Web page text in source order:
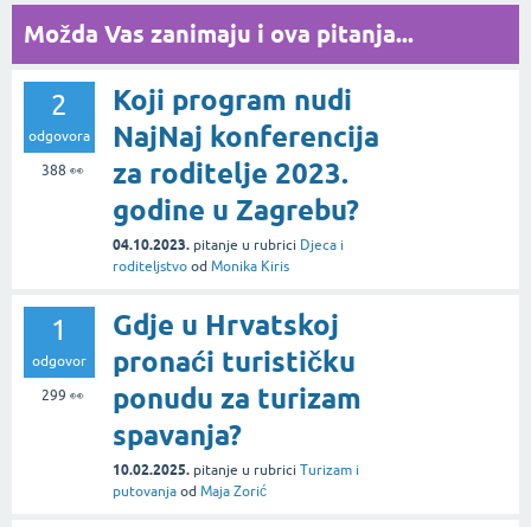
Možda Vas zanimaju i ova pitanja...
2
odgovora
388 👀
Koji program nudi
NajNaj konferencija
za roditelje 2023.
godine u Zagrebu?
04.10.2023. pitanje u rubrici Djeca i
roditeljstvo od Monika Kiris
1
odgovor
299 👀
Gdje u Hrvatskoj
pronaći turističku
ponudu za turizam
spavanja?
10.02.2025. pitanje u rubrici Turizam i
putovanja od Maja Zorić